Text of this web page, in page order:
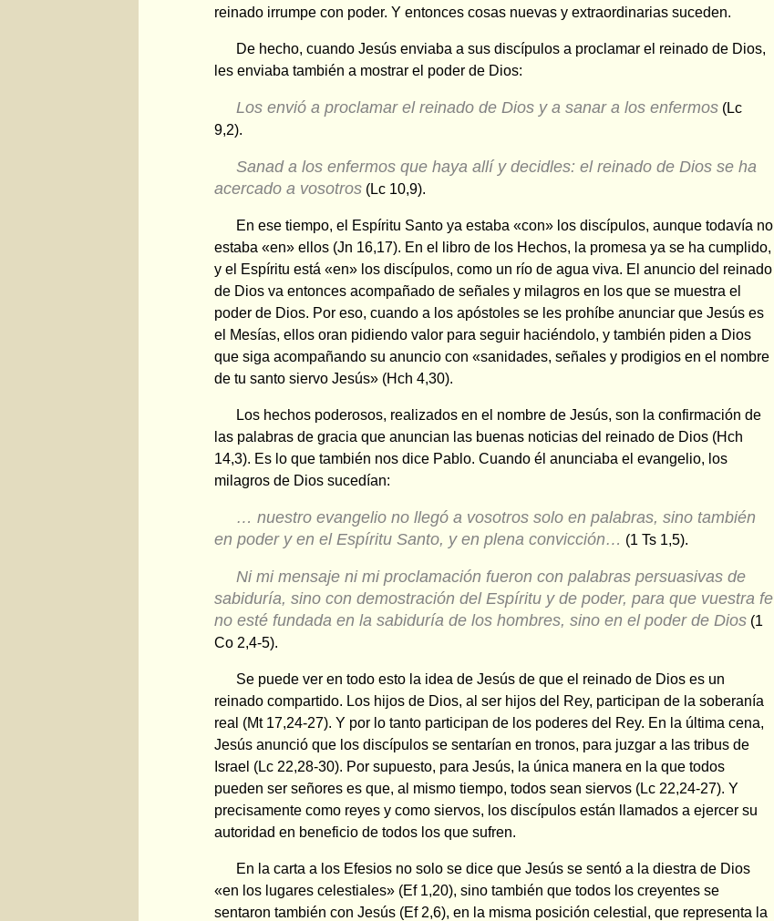
reinado irrumpe con poder. Y entonces cosas nuevas y extraordinarias suceden.
De hecho, cuando Jesús enviaba a sus discípulos a proclamar el reinado de Dios,
les enviaba también a mostrar el poder de Dios:
Los envió a proclamar el reinado de Dios y a sanar a los enfermos (Lc
9,2).
Sanad a los enfermos que haya allí y decidles: el reinado de Dios se ha
acercado a vosotros (Lc 10,9).
En ese tiempo, el Espíritu Santo ya estaba «con» los discípulos, aunque todavía no
estaba «en» ellos (Jn 16,17). En el libro de los Hechos, la promesa ya se ha cumplido,
y el Espíritu está «en» los discípulos, como un río de agua viva. El anuncio del reinado
de Dios va entonces acompañado de señales y milagros en los que se muestra el
poder de Dios. Por eso, cuando a los apóstoles se les prohíbe anunciar que Jesús es
el Mesías, ellos oran pidiendo valor para seguir haciéndolo, y también piden a Dios
que siga acompañando su anuncio con «sanidades, señales y prodigios en el nombre
de tu santo siervo Jesús» (Hch 4,30).
Los hechos poderosos, realizados en el nombre de Jesús, son la confirmación de
las palabras de gracia que anuncian las buenas noticias del reinado de Dios (Hch
14,3). Es lo que también nos dice Pablo. Cuando él anunciaba el evangelio, los
milagros de Dios sucedían:
… nuestro evangelio no llegó a vosotros solo en palabras, sino también
en poder y en el Espíritu Santo, y en plena convicción… (1 Ts 1,5).
Ni mi mensaje ni mi proclamación fueron con palabras persuasivas de
sabiduría, sino con demostración del Espíritu y de poder, para que vuestra fe
no esté fundada en la sabiduría de los hombres, sino en el poder de Dios (1
Co 2,4-5).
Se puede ver en todo esto la idea de Jesús de que el reinado de Dios es un
reinado compartido. Los hijos de Dios, al ser hijos del Rey, participan de la soberanía
real (Mt 17,24-27). Y por lo tanto participan de los poderes del Rey. En la última cena,
Jesús anunció que los discípulos se sentarían en tronos, para juzgar a las tribus de
Israel (Lc 22,28-30). Por supuesto, para Jesús, la única manera en la que todos
pueden ser señores es que, al mismo tiempo, todos sean siervos (Lc 22,24-27). Y
precisamente como reyes y como siervos, los discípulos están llamados a ejercer su
autoridad en beneficio de todos los que sufren.
En la carta a los Efesios no solo se dice que Jesús se sentó a la diestra de Dios
«en los lugares celestiales» (Ef 1,20), sino también que todos los creyentes se
sentaron también con Jesús (Ef 2,6), en la misma posición celestial, que representa la